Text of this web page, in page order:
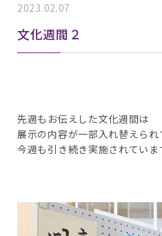
2023.02.07
文化週間２
先週もお伝えした文化週間は
展示の内容が一部入れ替えられ
今週も引き続き実施されていま